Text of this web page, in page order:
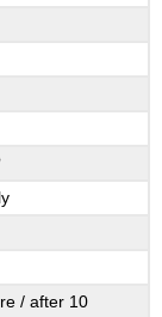
/ after 10